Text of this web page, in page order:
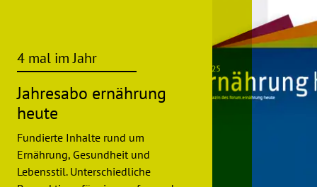
4 mal im Jahr
Jahresabo ernährung
heute
Fundierte Inhalte rund um
Ernährung, Gesundheit und
Lebensstil. Unterschiedliche